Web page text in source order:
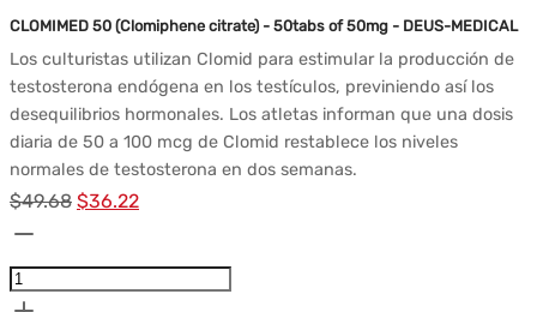
CLOMIMED 50 (Clomiphene citrate) - 50tabs of 50mg - DEUS-MEDICAL
Los culturistas utilizan Clomid para estimular la producción de
testosterona endógena en los testículos, previniendo así los
desequilibrios hormonales. Los atletas informan que una dosis
diaria de 50 a 100 mcg de Clomid restablece los niveles
normales de testosterona en dos semanas.
$49.68 El
original
$36.22El
actual
Pack